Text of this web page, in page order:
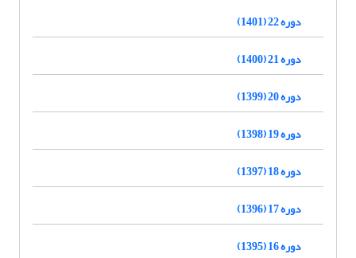
دوره 22 (1401)
دوره 21 (1400)
دوره 20 (1399)
دوره 19 (1398)
دوره 18 (1397)
دوره 17 (1396)
دوره 16 (1395)